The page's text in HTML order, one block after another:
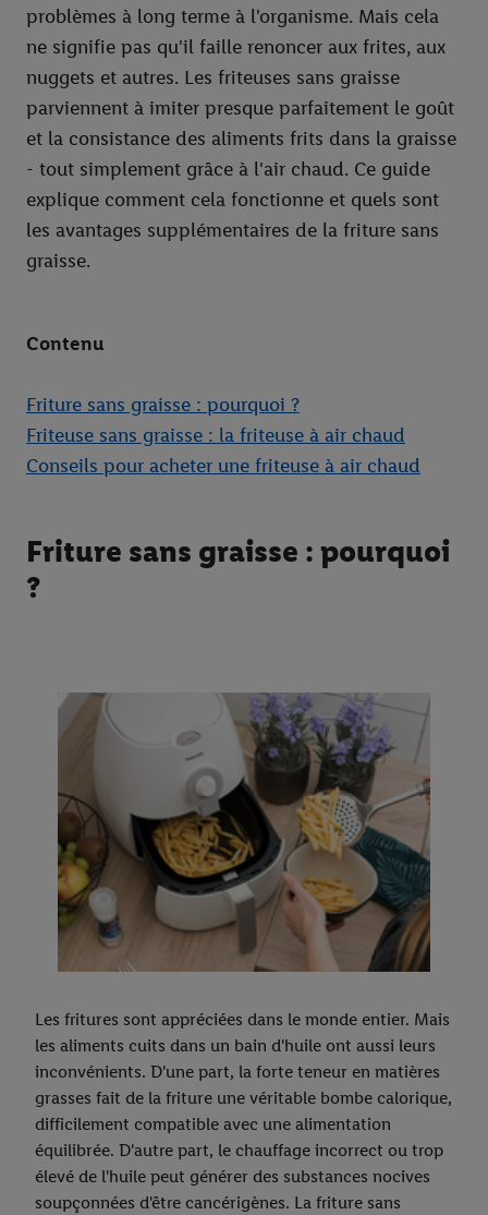
problèmes à long terme à l'organisme. Mais cela
ne signifie pas qu'il faille renoncer aux frites, aux
nuggets et autres. Les friteuses sans graisse
parviennent à imiter presque parfaitement le goût
et la consistance des aliments frits dans la graisse
- tout simplement grâce à l'air chaud. Ce guide
explique comment cela fonctionne et quels sont
les avantages supplémentaires de la friture sans
graisse.
Contenu
Friture sans graisse : pourquoi ?
Friteuse sans graisse : la friteuse à air chaud
Conseils pour acheter une friteuse à air chaud
Friture sans graisse : pourquoi
?
Les fritures sont appréciées dans le monde entier. Mais
les aliments cuits dans un bain d'huile ont aussi leurs
inconvénients. D'une part, la forte teneur en matières
grasses fait de la friture une véritable bombe calorique,
difficilement compatible avec une alimentation
équilibrée. D'autre part, le chauffage incorrect ou trop
élevé de l'huile peut générer des substances nocives
soupçonnées d'être cancérigènes. La friture sans